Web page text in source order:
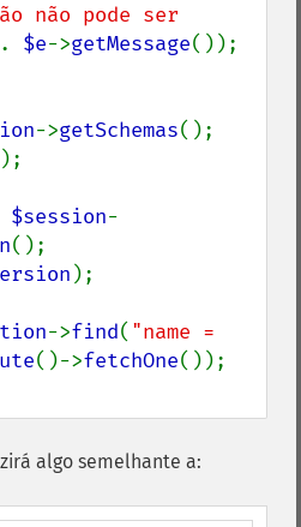
não pode ser
. $e->getMessage());
->getSchemas
);
$session-
);
->find( "name =
()->fetchOne
algo semelhante a: